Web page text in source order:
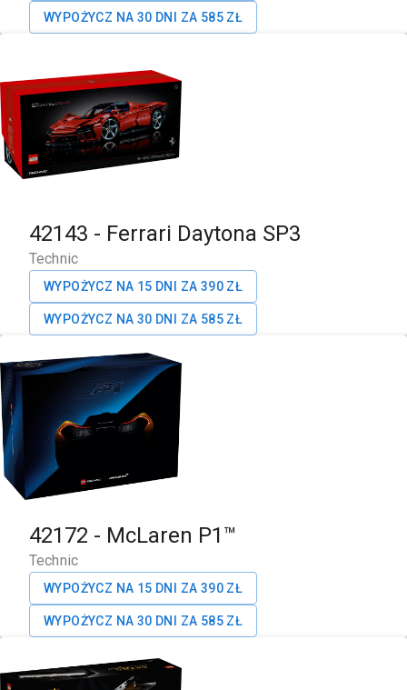
WYPOŻYCZ NA 30 DNI ZA 585 ZŁ
42143 - Ferrari Daytona SP3
Technic
WYPOŻYCZ NA 15 DNI ZA 390 ZŁ
WYPOŻYCZ NA 30 DNI ZA 585 ZŁ
42172 - McLaren P1™
Technic
WYPOŻYCZ NA 15 DNI ZA 390 ZŁ
WYPOŻYCZ NA 30 DNI ZA 585 ZŁ